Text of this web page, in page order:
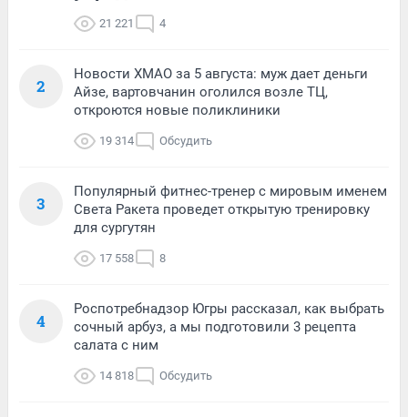
21 221 4
2
Новости ХМАО за 5 августа: муж дает деньги
Айзе, вартовчанин оголился возле ТЦ,
откроются новые поликлиники
19 314 Обсудить
3
Популярный фитнес-тренер с мировым именем
Света Ракета проведет открытую тренировку
для сургутян
17 558 8
4
Роспотребнадзор Югры рассказал, как выбрать
сочный арбуз, а мы подготовили 3 рецепта
салата с ним
14 818 Обсудить